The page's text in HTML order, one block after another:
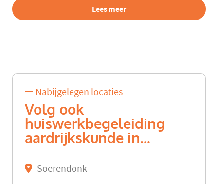
Lees meer
Nabijgelegen locaties
Volg ook
huiswerkbegeleiding
aardrijkskunde in...
Soerendonk